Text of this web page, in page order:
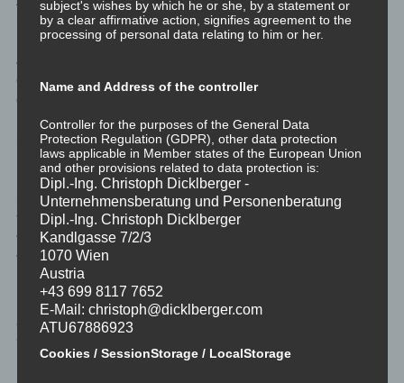
Selten wird jemand zu 100% das eine oder das andere sein.
Aber dennoch wird es für die einen sehr unmoralisch scheinen
etwas einfach für sich selbst zu tun. Für die anderen wird es
genauso daneben sein
Denn wie sollen andere etwas von einem haben können, wenn
man sich nicht selbst in Bestform hält?
Keiner ist zu 100% Weg-Von oder zu 100% Hin-Zu. Und keiner
ist zu 100% Solio oder zu 100% Sozio. Und doch hat jeder
Tendenzen mehr das eine oder mehr das andere zu sein.
Vielleicht ist das einfach typisch für denjenigen oder diejenige.
Vielleicht ist es unterschiedlich in verschiedenen
Lebensbereichen und in verschiedenen Lebensabschnitten.
Immer jedoch ist es eine gute Sache sich selbst klarzumachen
Wert hinter dieser Motivationsrichtung steckt.
subject's wishes by which he or she, by a statement or
by a clear affirmative action, signifies agreement to the
processing of personal data relating to him or her.
Name and Address of the controller
Controller for the purposes of the General Data
Protection Regulation (GDPR), other data protection
laws applicable in Member states of the European Union
and other provisions related to data protection is:
Dipl.-Ing. Christoph Dicklberger -
Unternehmensberatung und Personenberatung
Dipl.-Ing. Christoph Dicklberger
Kandlgasse 7/2/3
1070 Wien
Austria
+43 699 8117 7652
E-Mail: christoph@dicklberger.com
ATU67886923
Cookies / SessionStorage / LocalStorage